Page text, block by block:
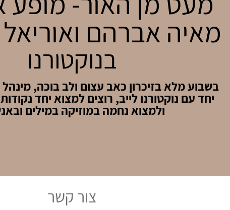
מאיה אברהם ואוריאל
בנוקטורנו
בשבוע מלא בזיכרון כאב עצום ולב בוכה,
יחד עם נוקטורנו לייב, רוצים למצוא יחד
ולמצוא נחמה במוזיקה במילים
צור קשר